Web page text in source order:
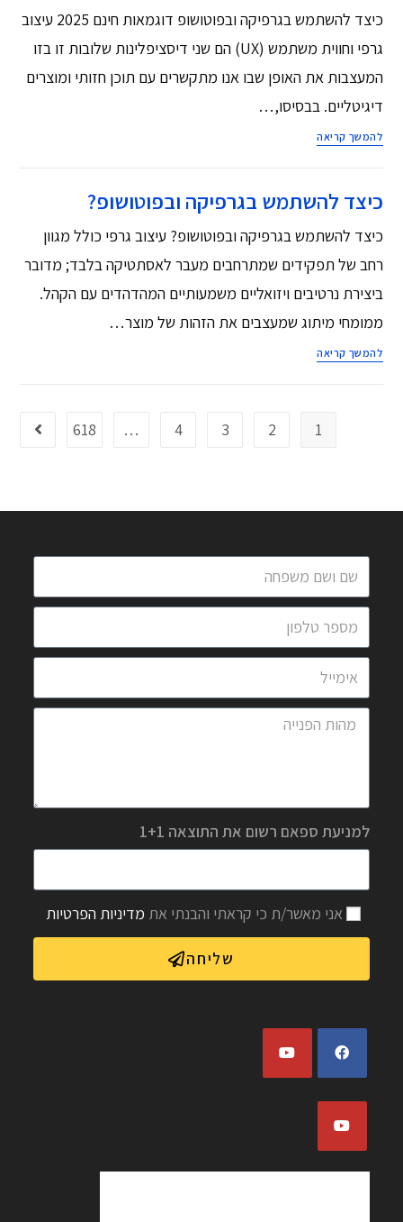
כיצד להשתמש בגרפיקה ובפוטושופ דוגמאות חינם 2025 עיצוב
גרפי וחווית משתמש (UX) הם שני דיסציפלינות שלובות זו בזו
המעצבות את האופן שבו אנו מתקשרים עם תוכן חזותי ומוצרים
דיגיטליים. בבסיסו,…
להמשך קריאה
כיצד להשתמש בגרפיקה ובפוטושופ?
כיצד להשתמש בגרפיקה ובפוטושופ? עיצוב גרפי כולל מגוון
רחב של תפקידים שמתרחבים מעבר לאסתטיקה בלבד; מדובר
ביצירת נרטיבים ויזואליים משמעותיים המהדהדים עם הקהל.
ממומחי מיתוג שמעצבים את הזהות של מוצר…
להמשך קריאה
1
2
3
4
…
618
למניעת ספאם רשום את התוצאה 1+1
אני מאשר/ת כי קראתי והבנתי את מדיניות הפרטיות
שליחה